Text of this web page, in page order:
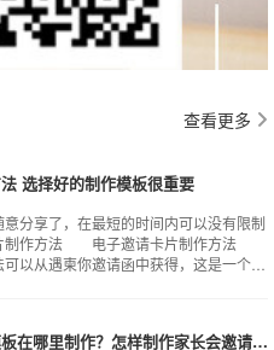
查看更多
选择好的制作模板很重要
分享了，在最短的时间内可以没有限制
片制作方法 电子邀请卡片制作方法
以从遇柬你邀请函中获得，这是一个非
幼儿园家长会PPT模板在哪里制作？怎样制作家长会邀请函？